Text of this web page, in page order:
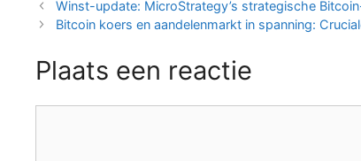
Berichtnavigatie
Winst-update: MicroStrategy’s strategische
Bitcoin koers en aandelenmarkt in spanning:
Plaats een reactie